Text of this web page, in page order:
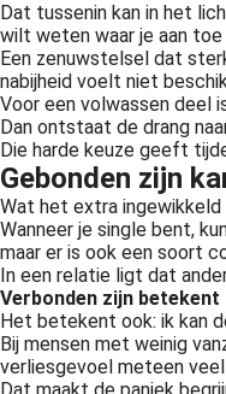
Dat tussenin kan in het
wilt weten waar je aan
Een zenuwstelsel dat
nabijheid voelt niet
Voor een volwassen deel
Dan ontstaat de drang
Die harde keuze geeft
Gebonden zijn
Wat het extra ingewikkeld
Wanneer je single bent,
maar er is ook een soort
In een relatie ligt dat
Verbonden zijn betekent
Het betekent ook: ik kan
Bij mensen met weinig
verliesgevoel meteen